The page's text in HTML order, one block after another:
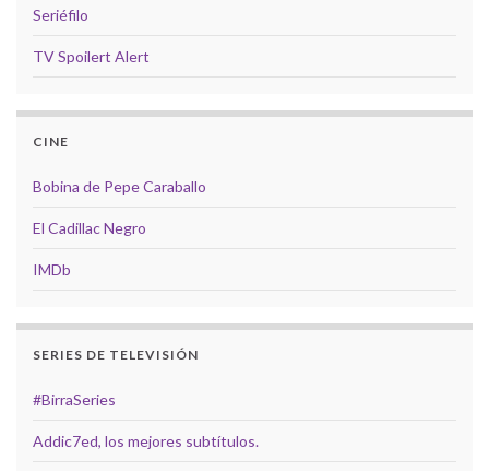
Seriéfilo
TV Spoilert Alert
CINE
Bobina de Pepe Caraballo
El Cadillac Negro
IMDb
SERIES DE TELEVISIÓN
#BirraSeries
Addic7ed, los mejores subtítulos.